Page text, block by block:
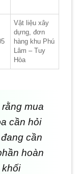
Vật liệu xây
dựng, đơn
hàng khu Phú
Lâm – Tuy
Hòa
mua
cần hỏi
cần
hoàn
khối